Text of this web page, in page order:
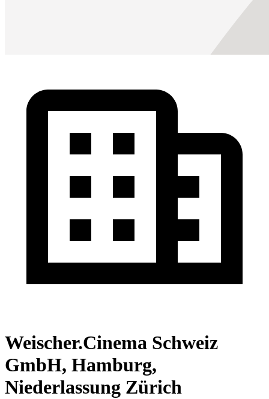
Weischer.Cinema Schweiz
GmbH, Hamburg,
Niederlassung Zürich